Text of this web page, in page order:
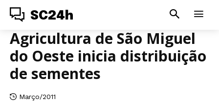
SC24h
Agricultura de São Miguel
do Oeste inicia distribuição
de sementes
Março/2011